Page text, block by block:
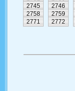
2745
2746
2758
2759
2771
2772